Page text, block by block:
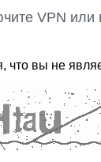
VPN
что вы не